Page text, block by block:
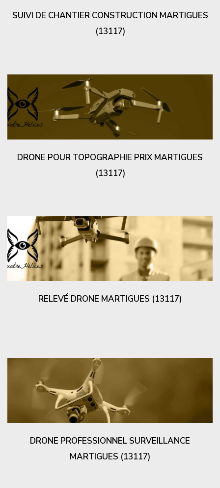
SUIVI DE CHANTIER CONSTRUCTION MARTIGUES
(13117)
DRONE POUR TOPOGRAPHIE PRIX MARTIGUES
(13117)
RELEVÉ DRONE MARTIGUES (13117)
DRONE PROFESSIONNEL SURVEILLANCE
MARTIGUES (13117)